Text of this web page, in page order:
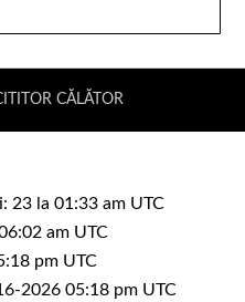
CĂLĂTOR
23 la 01:33 am UTC
am UTC
pm UTC
2026 05:18 pm UTC